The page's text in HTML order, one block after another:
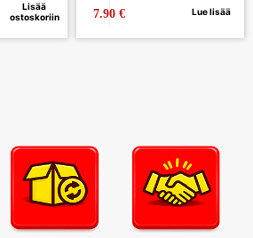
Lisää
ostoskoriin
7.90€ Lue lisää